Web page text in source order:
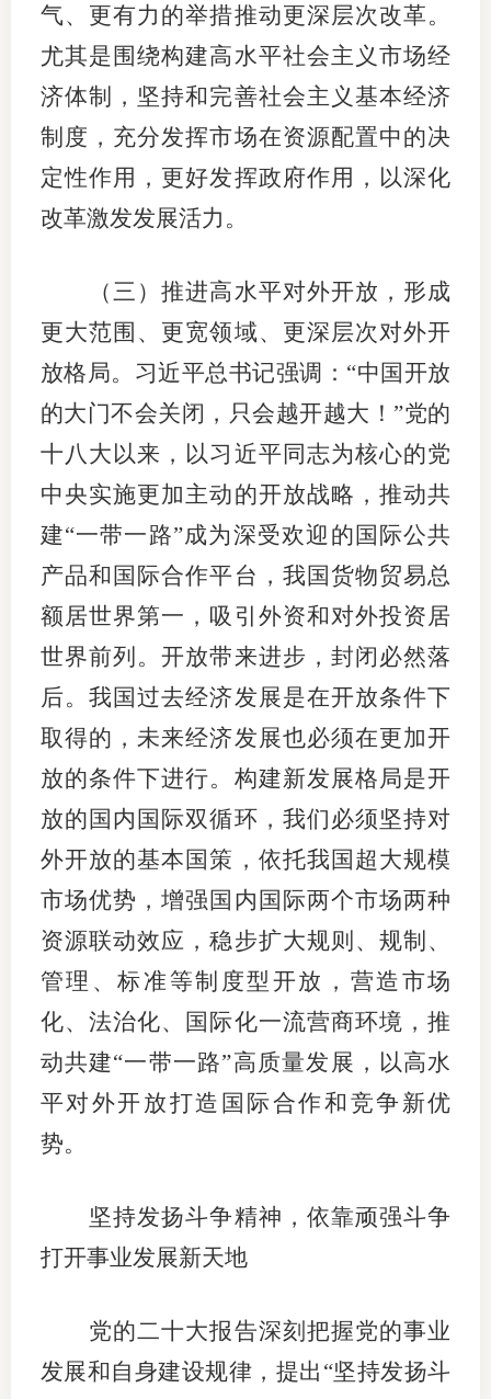
气、更有力的举措推动更深层次改革。
尤其是围绕构建高水平社会主义市场经
济体制，坚持和完善社会主义基本经济
制度，充分发挥市场在资源配置中的决
定性作用，更好发挥政府作用，以深化
改革激发发展活力。
（三）推进高水平对外开放，形成
更大范围、更宽领域、更深层次对外开
放格局。习近平总书记强调：“中国开放
的大门不会关闭，只会越开越大！”党的
十八大以来，以习近平同志为核心的党
中央实施更加主动的开放战略，推动共
建“一带一路”成为深受欢迎的国际公共
产品和国际合作平台，我国货物贸易总
额居世界第一，吸引外资和对外投资居
世界前列。开放带来进步，封闭必然落
后。我国过去经济发展是在开放条件下
取得的，未来经济发展也必须在更加开
放的条件下进行。构建新发展格局是开
放的国内国际双循环，我们必须坚持对
外开放的基本国策，依托我国超大规模
市场优势，增强国内国际两个市场两种
资源联动效应，稳步扩大规则、规制、
管理、标准等制度型开放，营造市场
化、法治化、国际化一流营商环境，推
动共建“一带一路”高质量发展，以高水
平对外开放打造国际合作和竞争新优
势。
坚持发扬斗争精神，依靠顽强斗争
打开事业发展新天地
党的二十大报告深刻把握党的事业
发展和自身建设规律，提出“坚持发扬斗